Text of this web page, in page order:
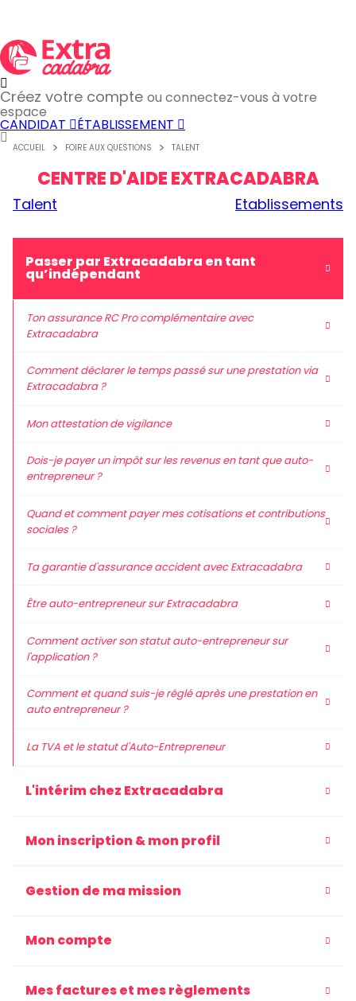
Créez votre compte ou connectez-vous à votre
espace
CANDIDAT ÉTABLISSEMENT
ACCUEIL FOIRE AUX QUESTIONS TALENT
CENTRE D'AIDE EXTRACADABRA
Talent Etablissements
Passer par Extracadabra en tant
qu’indépendant
Ton assurance RC Pro complémentaire avec
Extracadabra
Comment déclarer le temps passé sur une prestation via
Extracadabra ?
Mon attestation de vigilance
Dois-je payer un impôt sur les revenus en tant que auto-
entrepreneur ?
Quand et comment payer mes cotisations et contributions
sociales ?
Ta garantie d'assurance accident avec Extracadabra
Être auto-entrepreneur sur Extracadabra
Comment activer son statut auto-entrepreneur sur
l'application ?
Comment et quand suis-je réglé après une prestation en
auto entrepreneur ?
La TVA et le statut d'Auto-Entrepreneur
L'intérim chez Extracadabra
Mon inscription & mon profil
Gestion de ma mission
Mon compte
Mes factures et mes règlements